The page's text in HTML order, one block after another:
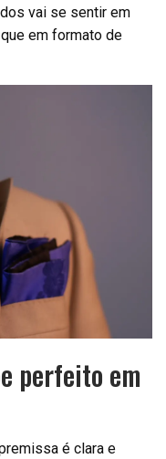
vai se sentir em
em formato de
perfeito em
é clara e